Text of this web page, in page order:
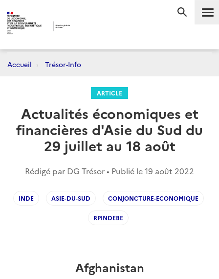
Accueil Trésor-Info
ARTICLE
Actualités économiques et
financières d'Asie du Sud du
29 juillet au 18 août
Rédigé par DG Trésor • Publié le19 août 2022
INDE ASIE-DU-SUD CONJONCTURE-ECONOMIQUE
RPINDEBE
Afghanistan